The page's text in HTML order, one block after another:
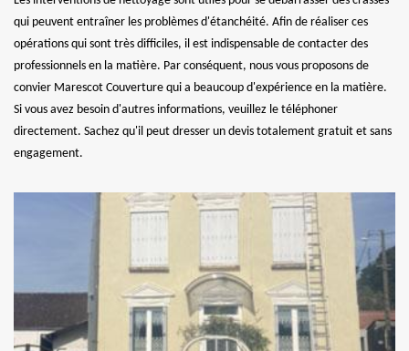
qui peuvent entraîner les problèmes d'étanchéité. Afin de réaliser ces
opérations qui sont très difficiles, il est indispensable de contacter des
professionnels en la matière. Par conséquent, nous vous proposons de
convier Marescot Couverture qui a beaucoup d'expérience en la matière.
Si vous avez besoin d'autres informations, veuillez le téléphoner
directement. Sachez qu'il peut dresser un devis totalement gratuit et sans
engagement.